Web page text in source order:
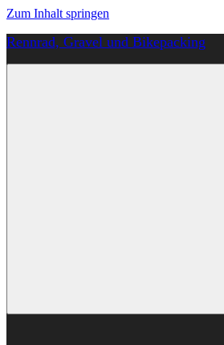
Zum Inhalt springen
Rennrad, Gravel und Bikepacking